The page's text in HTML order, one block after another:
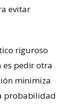
evitar
riguroso
es pedir otra
minimiza
probabilidad